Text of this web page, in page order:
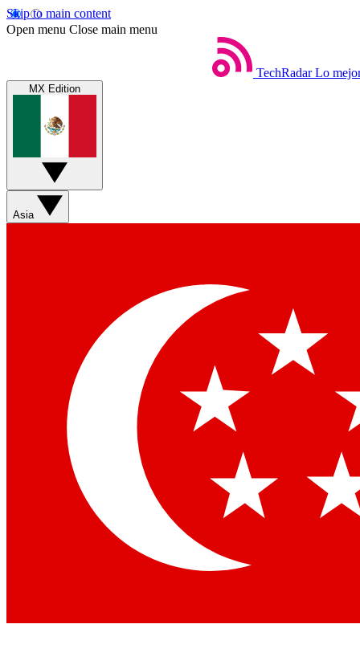
Skip to main content
Open menu Close main menu
TechRadar Lo
MX Edition
Asia